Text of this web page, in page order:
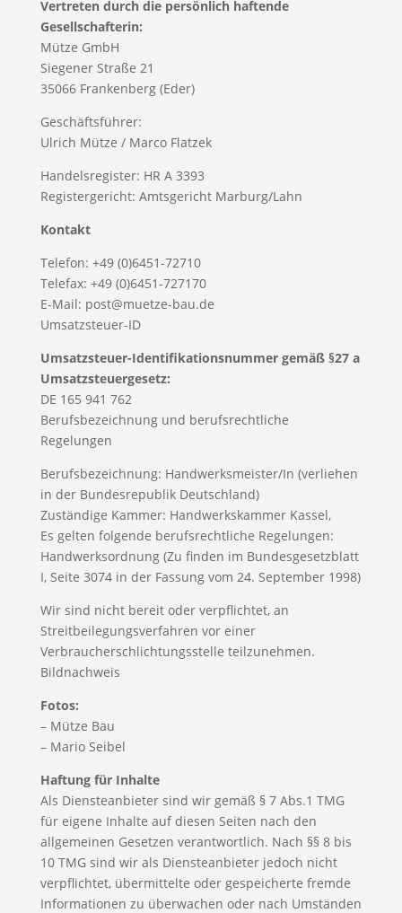
Vertreten durch die persönlich haftende
Gesellschafterin:
Mütze GmbH
Siegener Straße 21
35066 Frankenberg (Eder)
Geschäftsführer:
Ulrich Mütze / Marco Flatzek
Handelsregister: HR A 3393
Registergericht: Amtsgericht Marburg/Lahn
Kontakt
Telefon: +49 (0)6451-72710
Telefax: +49 (0)6451-727170
E-Mail: post@muetze-bau.de
Umsatzsteuer-ID
Umsatzsteuer-Identifikationsnummer gemäß §27 a
Umsatzsteuergesetz:
DE 165 941 762
Berufsbezeichnung und berufsrechtliche
Regelungen
Berufsbezeichnung: Handwerksmeister/In (verliehen
in der Bundesrepublik Deutschland)
Zuständige Kammer: Handwerkskammer Kassel,
Es gelten folgende berufsrechtliche Regelungen:
Handwerksordnung (Zu finden im Bundesgesetzblatt
I, Seite 3074 in der Fassung vom 24. September 1998)
Wir sind nicht bereit oder verpflichtet, an
Streitbeilegungsverfahren vor einer
Verbraucherschlichtungsstelle teilzunehmen.
Bildnachweis
Fotos:
– Mütze Bau
– Mario Seibel
Haftung für Inhalte
Als Diensteanbieter sind wir gemäß § 7 Abs.1 TMG
für eigene Inhalte auf diesen Seiten nach den
allgemeinen Gesetzen verantwortlich. Nach §§ 8 bis
10 TMG sind wir als Diensteanbieter jedoch nicht
verpflichtet, übermittelte oder gespeicherte fremde
Informationen zu überwachen oder nach Umständen